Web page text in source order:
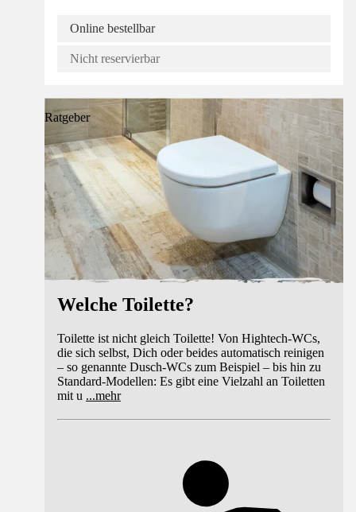
Online bestellbar
Nicht reservierbar
Ratgeber
Welche Toilette?
Toilette ist nicht gleich Toilette! Von Hightech-WCs,
die sich selbst, Dich oder beides automatisch reinigen
– so genannte Dusch-WCs zum Beispiel – bis hin zu
Standard-Modellen: Es gibt eine Vielzahl an Toiletten
mit u ...mehr